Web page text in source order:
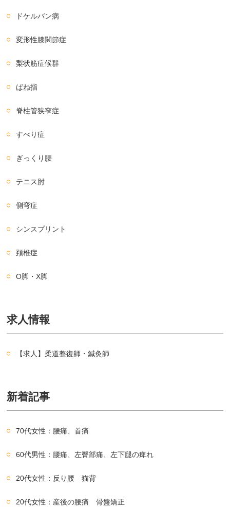
ドケルバン病
変形性膝関節症
梨状筋症候群
ばね指
脊柱管狭窄症
すべり症
ぎっくり腰
テニス肘
側弯症
シンスプリント
頚椎症
O脚・X脚
求人情報
【求人】柔道整復師・鍼灸師
新着記事
70代女性：腰痛、首痛
60代男性：腰痛、左臀部痛、左下腿の痺れ
20代女性：反り腰 猫背
20代女性：産後の腰痛 骨盤矯正